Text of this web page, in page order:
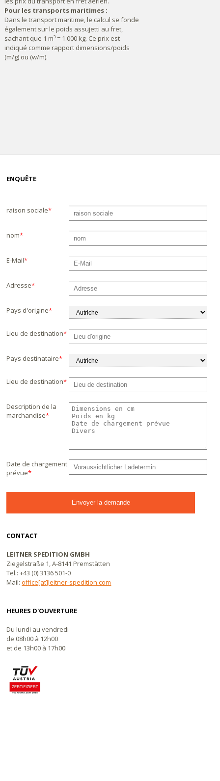
Pour les transports maritimes :
Dans le transport maritime, le calcul se fonde
également sur le poids assujetti au fret,
sachant que 1 m³ = 1.000 kg. Ce prix est
indiqué comme rapport dimensions/poids
(m/g) ou (w/m).
ENQUÊTE
raison sociale*
nom*
E-Mail*
Adresse*
Pays d'origine*
Lieu de destination*
Pays destinataire*
Lieu de destination*
Description de la
marchandise*
Date de chargement
prévue*
CONTACT
LEITNER SPEDITION GMBH
Ziegelstraße 1, A-8141 Premstätten
Tel.: +43 (0) 3136 501-0
Mail:office[at]leitner-spedition.com
HEURES D'OUVERTURE
Du lundi au vendredi
de 08h00 à 12h00
et de 13h00 à 17h00